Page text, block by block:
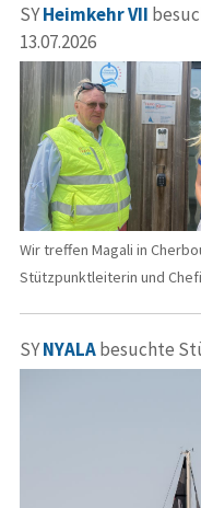
SYHeimkehr VII
13.07.2026
Wir treffen Magali in
Stützpunktleiterin und
SYNYALAbesuchte